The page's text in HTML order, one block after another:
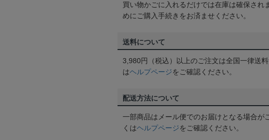
買い物かごに入れるだけでは在庫は確保され
めにご購入手続きをお済ませください。
送料について
3,980円（税込）以上のご注文は全国一律送
はヘルプページをご確認ください。
配送方法について
一部商品はメール便でのお届けとなる場合が
くはヘルプページをご確認ください。